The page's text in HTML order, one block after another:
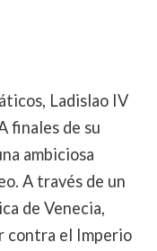
Ladislao IV
finales de su
ambiciosa
A través de un
de Venecia,
contra el Imperio